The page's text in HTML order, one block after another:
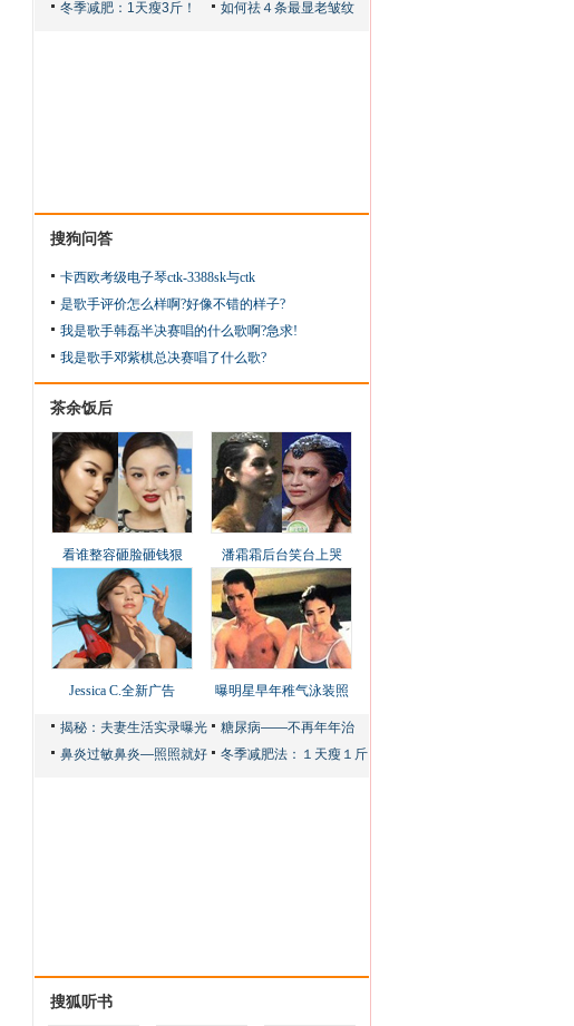
搜狗问答
卡西欧考级电子琴ctk-3388sk与ctk
是歌手评价怎么样啊?好像不错的样子?
我是歌手韩磊半决赛唱的什么歌啊?急求!
我是歌手邓紫棋总决赛唱了什么歌?
茶余饭后
看谁整容砸脸砸钱狠 潘霜霜后台笑台上哭
Jessica C.全新广告 曝明星早年稚气泳装照
搜狐听书